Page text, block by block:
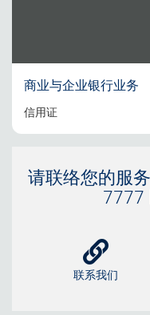
商业与企业银行业务
信用证
请联络您的服
7777
联系我们